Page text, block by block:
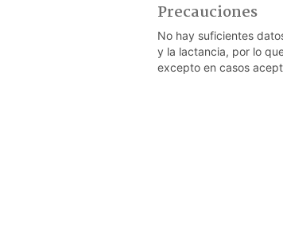
Precauciones
No hay suficientes
y la lactancia, por lo
excepto en casos